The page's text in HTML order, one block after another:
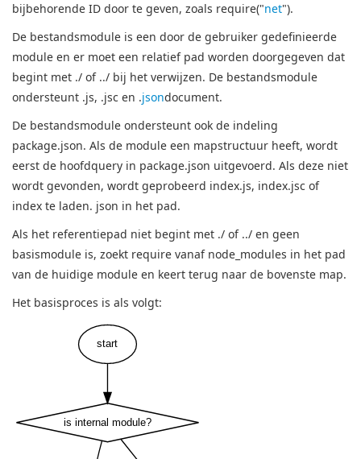
bijbehorende ID door te geven, zoals require("net").
De bestandsmodule is een door de gebruiker gedefinieerde
module en er moet een relatief pad worden doorgegeven dat
begint met ./ of ../ bij het verwijzen. De bestandsmodule
ondersteunt .js, .jsc en .jsondocument.
De bestandsmodule ondersteunt ook de indeling
package.json. Als de module een mapstructuur heeft, wordt
eerst de hoofdquery in package.json uitgevoerd. Als deze niet
wordt gevonden, wordt geprobeerd index.js, index.jsc of
index te laden. json in het pad.
Als het referentiepad niet begint met ./ of ../ en geen
basismodule is, zoekt require vanaf node_modules in het pad
van de huidige module en keert terug naar de bovenste map.
Het basisproces is als volgt:
start
is internal module?